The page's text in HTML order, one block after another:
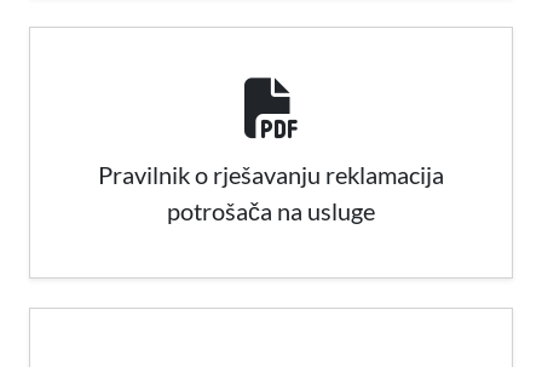
Pravilnik o rješavanju reklamacija
potrošača na usluge